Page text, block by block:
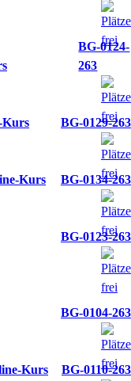
BG-0124-
263
Kurs
BG-0129-263
Kurs
BG-0134-263
BG-0123-263
BG-0104-263
Kurs
BG-0110-263